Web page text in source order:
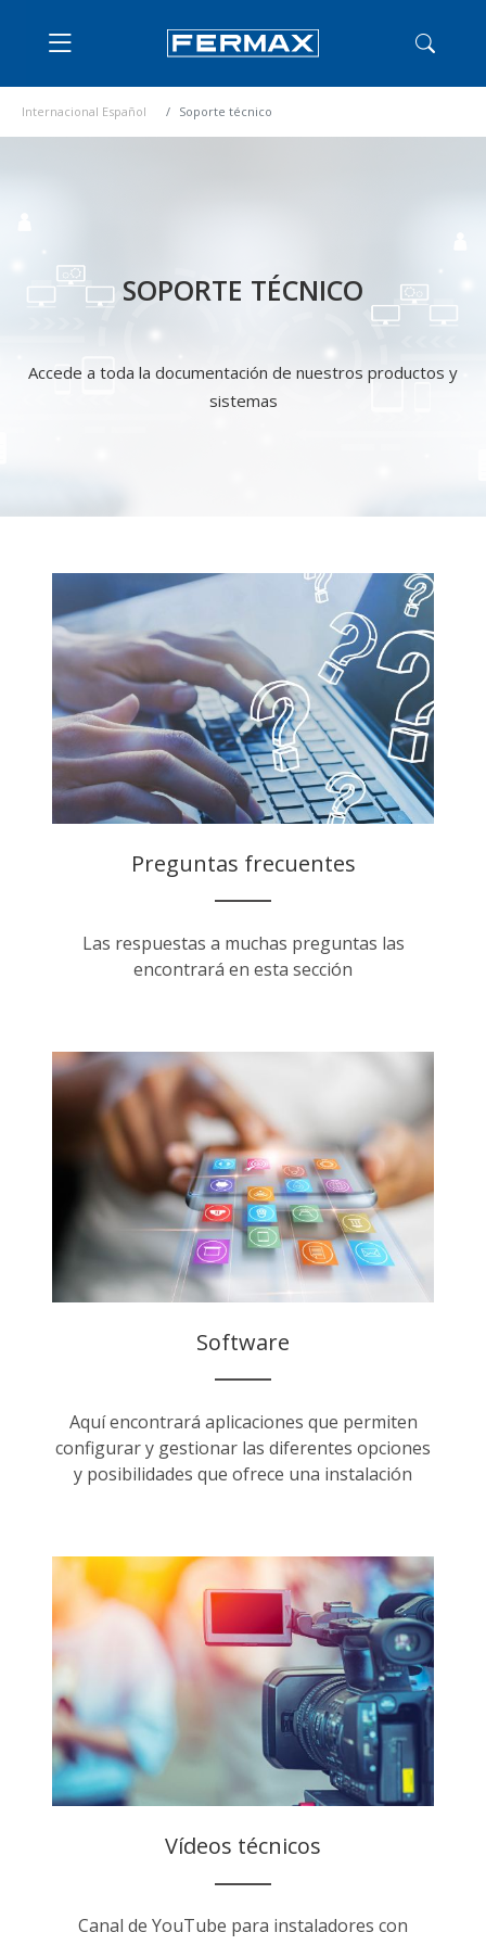
Internacional Español Soporte técnico
SOPORTE TÉCNICO
Accede a toda la documentación de nuestros productos y
sistemas
Preguntas frecuentes
Las respuestas a muchas preguntas las
encontrará en esta sección
Software
Aquí encontrará aplicaciones que permiten
configurar y gestionar las diferentes opciones
y posibilidades que ofrece una instalación
Vídeos técnicos
Canal de YouTube para instaladores con